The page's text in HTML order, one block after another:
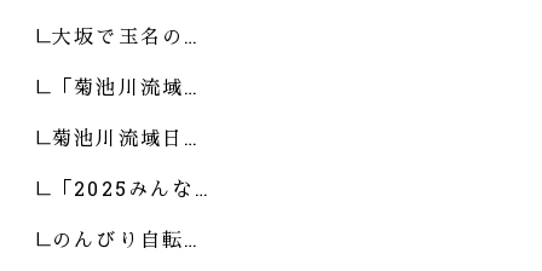
大坂で玉名の…
「菊池川流域…
菊池川流域日…
「2025みんな…
のんびり自転…